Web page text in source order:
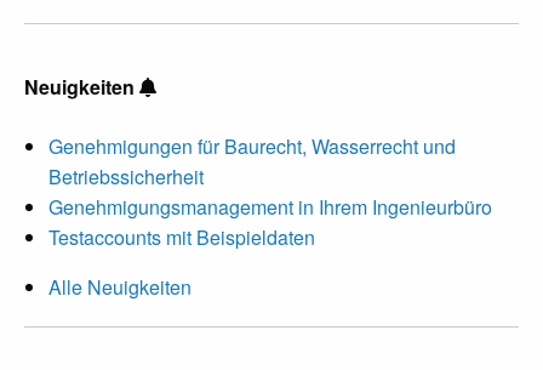
Neuigkeiten
Genehmigungen für Baurecht, Wasserrecht und
Betriebssicherheit
Genehmigungsmanagement in Ihrem Ingenieurbüro
Testaccounts mit Beispieldaten
Alle Neuigkeiten